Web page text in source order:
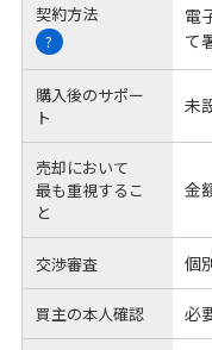
契約方法
?
電
て
購入後のサポー
ト
未
売却において
最も重視するこ
と
金
交渉審査 個
買主の本人確認 必